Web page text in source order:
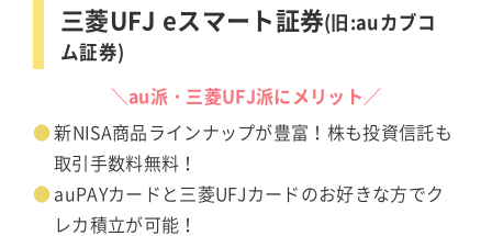
三菱UFJ eスマート証券(旧:auカブコ
ム証券)
＼au派・三菱UFJ派にメリット／
新NISA商品ラインナップが豊富！株も投資信託も
取引手数料無料！
auPAYカードと三菱UFJカードのお好きな方でク
レカ積立が可能！